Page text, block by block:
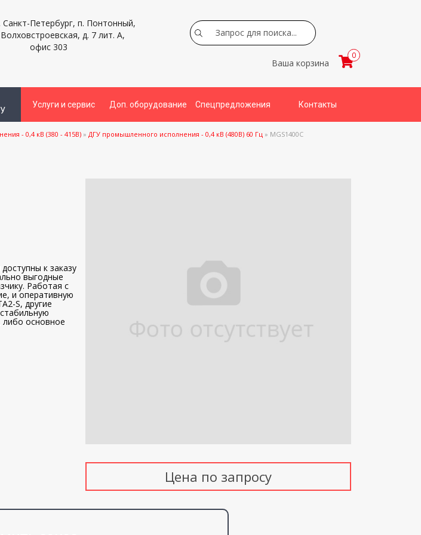
Санкт-Петербург, п. Понтонный,
д. 7 лит. А,
офис 303
Search
Ваша корзина
0
Услуги и сервис Доп. оборудование Спецпредложения Контакты
- 0,4 кВ (380 - 415В) » ДГУ промышленного исполнения - 0,4 кВ (480В) 60 Гц » MGS1400C
к заказу
выгодные
Работая с
и оперативную
S, другие
либо основное
Цена по запросу